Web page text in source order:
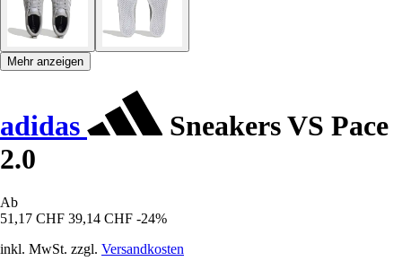
Mehr anzeigen
adidas
Sneakers VS Pace
2.0
Ab
51,17 CHF 39,14 CHF -24%
inkl. MwSt. zzgl. Versandkosten